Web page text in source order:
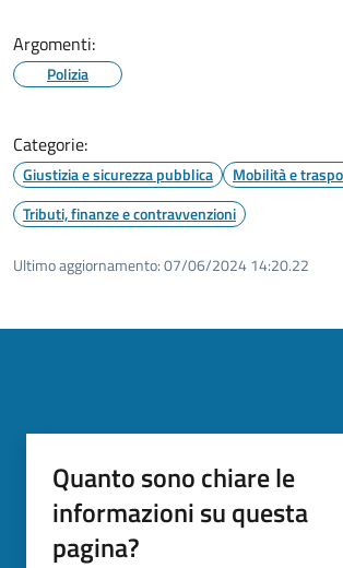
Argomenti:
Polizia
Categorie:
Giustizia e sicurezza pubblica
Mobilità e
Tributi, finanze e contravvenzioni
Ultimo aggiornamento:07/06/2024 14:20.22
Quanto sono chiare le
informazioni su questa
pagina?